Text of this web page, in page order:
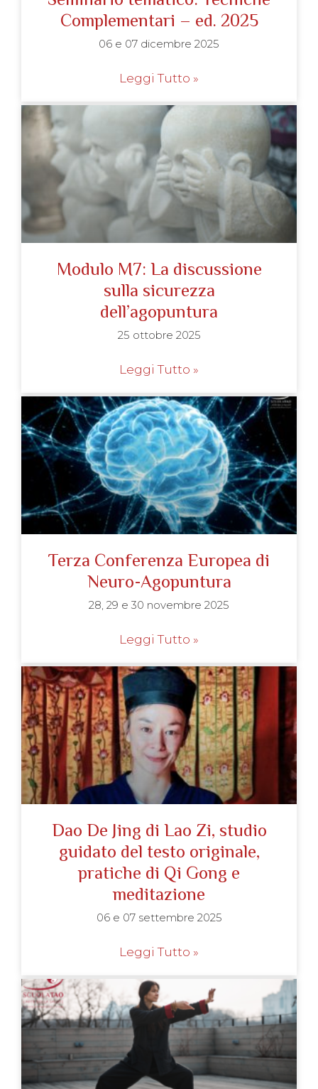
Complementari – ed. 2025
06 e 07 dicembre 2025
Leggi Tutto »
Modulo M7: La discussione
sulla sicurezza
dell’agopuntura
25 ottobre 2025
Leggi Tutto »
Terza Conferenza Europea di
Neuro-Agopuntura
28, 29 e 30 novembre 2025
Leggi Tutto »
Dao De Jing di Lao Zi, studio
guidato del testo originale,
pratiche di Qi Gong e
meditazione
06 e 07 settembre 2025
Leggi Tutto »